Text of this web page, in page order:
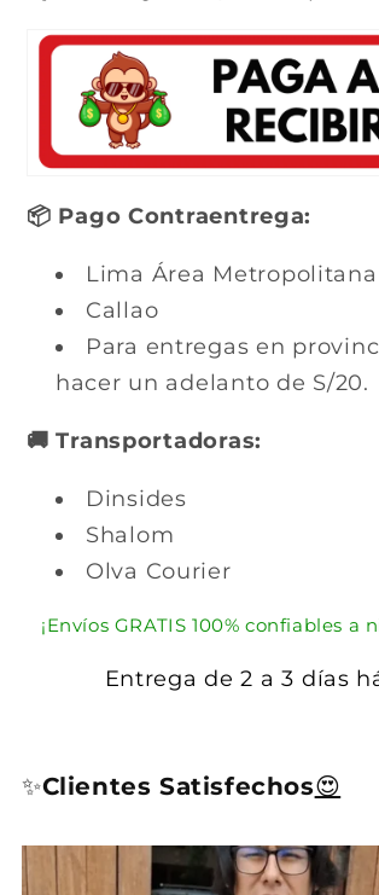
📦 Pago Contraentrega:
Lima Área Metropolitana
Callao
Para entregas en
hacer un adelanto de S/20.
🚚 Transportadoras:
Dinsides
Shalom
Olva Courier
¡Envíos GRATIS 100% confiables a
Entrega de 2 a 3 días
✨Clientes Satisfechos😍